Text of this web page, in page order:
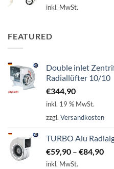
inkl. MwSt.
FEATURED
Double inlet
Radiallüfter 10/10
€344,90
inkl. 19 % MwSt.
zzgl. Versandkosten
TURBO Alu
€59,90 – €84,90
inkl. MwSt.